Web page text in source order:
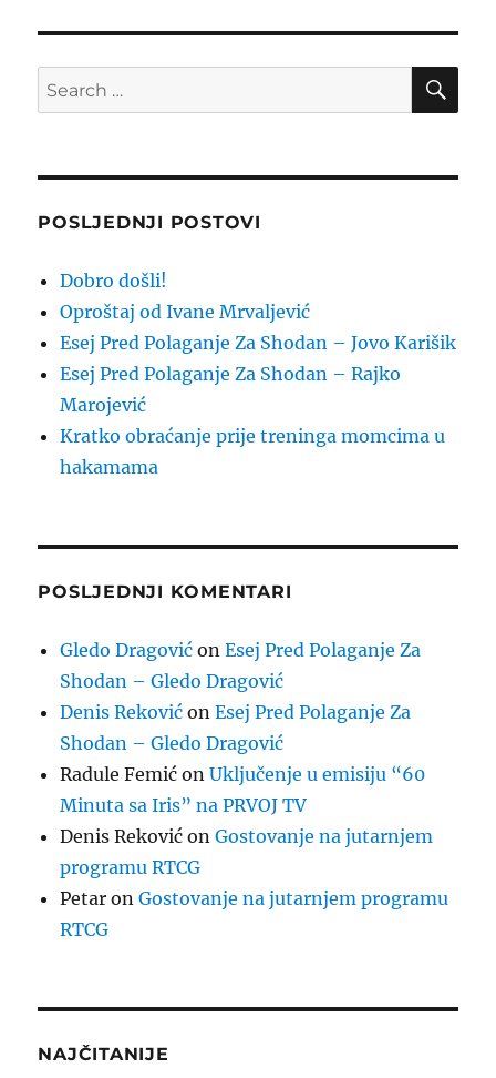
Search
for:
POSLJEDNJI POSTOVI
Dobro došli!
Oproštaj od Ivane Mrvaljević
Esej Pred Polaganje Za Shodan – Jovo Karišik
Esej Pred Polaganje Za Shodan – Rajko
Marojević
Kratko obraćanje prije treninga momcima u
hakamama
POSLJEDNJI KOMENTARI
Gledo Dragović onEsej Pred Polaganje Za
Shodan – Gledo Dragović
Denis Reković onEsej Pred Polaganje Za
Shodan – Gledo Dragović
Radule Femić onUključenje u emisiju “60
Minuta sa Iris” na PRVOJ TV
Denis Reković onGostovanje na jutarnjem
programu RTCG
Petar onGostovanje na jutarnjem programu
RTCG
NAJČITANIJE